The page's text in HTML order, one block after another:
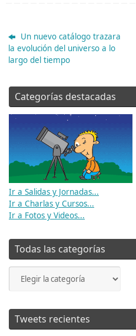
Un nuevo catálogo trazara
la evolución del universo a lo
largo del tiempo
Categorías destacadas
Ir a Salidas y Jornadas...
Ir a Charlas y Cursos...
Ir a Fotos y Videos...
Todas las categorías
Tweets recientes